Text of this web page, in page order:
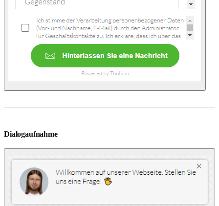
Dialogaufnahme